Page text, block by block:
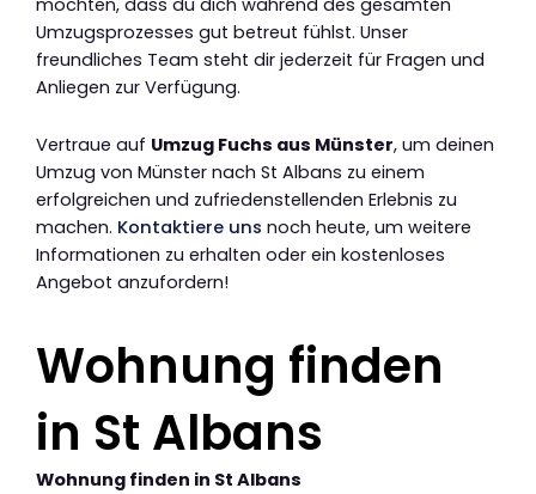
Umzugsprozesses gut betreut fühlst. Unser
freundliches Team steht dir jederzeit für Fragen und
Anliegen zur Verfügung.
Vertraue auf Umzug Fuchs aus Münster, um deinen
Umzug von Münster nach St Albans zu einem
erfolgreichen und zufriedenstellenden Erlebnis zu
machen. Kontaktiere uns noch heute, um weitere
Informationen zu erhalten oder ein kostenloses
Angebot anzufordern!
Wohnung finden
in St Albans
Wohnung finden in St Albans